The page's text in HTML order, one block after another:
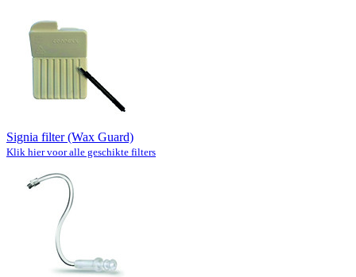
Signia filter (Wax Guard)
Klik hier voor alle geschikte filters